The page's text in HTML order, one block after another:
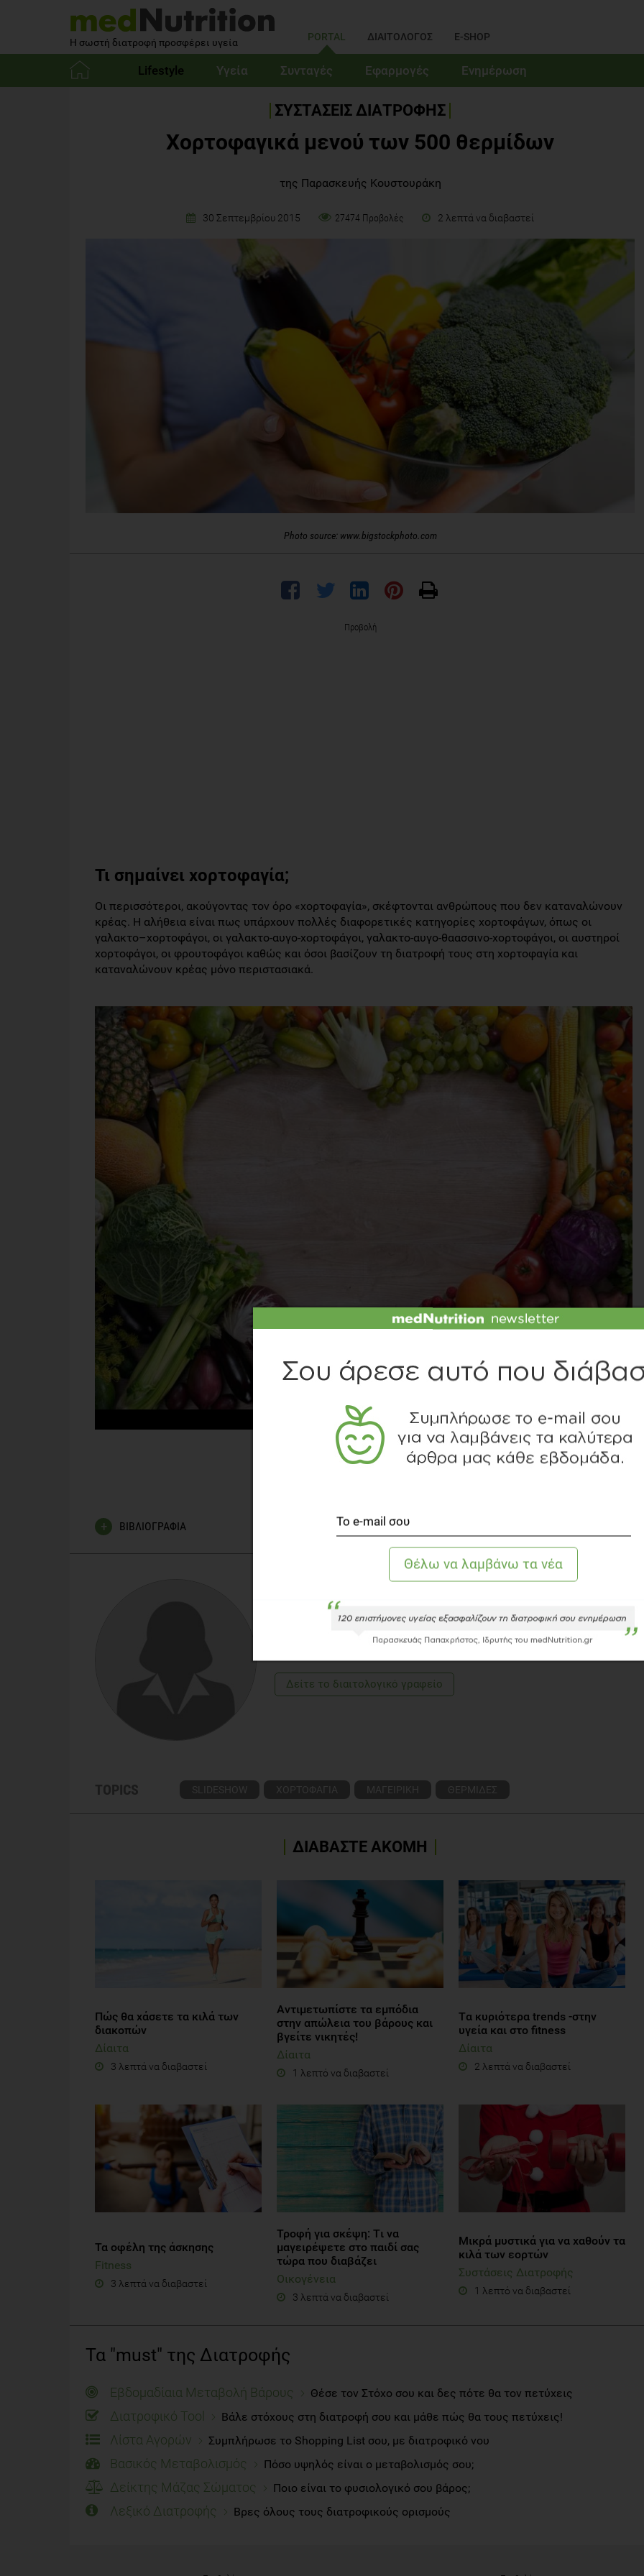
Η σωστή διατροφή προσφέρει υγεία PORTAL ΔΙΑΙΤΟΛΟΓΟΣ E-SHOP
Lifestyle Υγεία Συνταγές Εφαρμογές Ενημέρωση
ΣΥΣΤΑΣΕΙΣ ΔΙΑΤΡΟΦΗΣ
Χορτοφαγικά μενού των 500 θερμίδων
της Παρασκευής Κουστουράκη
30 Σεπτεμβρίου 2015 27474 Προβολές 2 λεπτά να διαβαστεί
Photo source: www.bigstockphoto.com
Προβολή
Τι σημαίνει χορτοφαγία;
Οι περισσότεροι, ακούγοντας τον όρο «χορτοφαγία», σκέφτονται ανθρώπους που δεν καταναλώνουν
κρέας. Η αλήθεια είναι πως υπάρχουν πολλές διαφορετικές κατηγορίες χορτοφάγων, όπως οι
γαλακτο–χορτοφάγοι, οι γαλακτο-αυγο-χορτοφάγοι, γαλακτο-αυγο-θαασσινο-χορτοφάγοι, οι αυστηροί
χορτοφάγοι, οι φρουτοφάγοι καθώς και όσοι βασίζουν τη διατροφή τους στη χορτοφαγία και
καταναλώνουν κρέας μόνο περιστασιακά.
ΔΕΙΤΕ ΤΟ SLIDESHOW
ΒΙΒΛΙΟΓΡΑΦΙΑ
Position of the American Dietetic Association:Vegetarian Diets J Am Diet Assoc. 2009;109:1266-1282.
diabetes diet in the treatment of type 2 diabetes: a randomized, controlled, 74-wk clinical trial.J Am Diet Assoc. 2009
2011 May;28(5):549-59. doi: 10.1111/j.1464-5491.2010.03209
Kahleova H1, Matoulek M, Malinska H, Oliyarnik O, Kazdova L, Neskudla T, Skoch A, Hajek M, Hill M, Kahle M, Pelikanova
T. Vegetarian diet improves insulin resistance and oxidative stress markers more than conventional diet in subjects with
Διαιτολόγος - Διατροφολόγος, MSc
Δείτε το διαιτολογικό γραφείο
TOPICS SLIDESHOW ΧΟΡΤΟΦΑΓΙΑ ΜΑΓΕΙΡΙΚΗ ΘΕΡΜΙΔΕΣ
ΔΙΑΒΑΣΤΕ ΑΚΟΜΗ
Πώς θα χάσετε τα κιλά των
διακοπών
Δίαιτα
3 λεπτά να διαβαστεί
Αντιμετωπίστε τα εμπόδια
στην απώλεια του βάρους και
βγείτε νικητές!
Δίαιτα
1 λεπτό να διαβαστεί
Tα κυριότερα trends -στην
υγεία και στο fitness
Δίαιτα
2 λεπτά να διαβαστεί
Τα οφέλη της άσκησης
Fitness
3 λεπτά να διαβαστεί
Τροφή για σκέψη: Tι να
μαγειρέψετε στο παιδί σας
τώρα που διαβάζει
Οικογένεια
3 λεπτά να διαβαστεί
Μικρά μυστικά για να χαθούν τα
κιλά των εορτών
Συστάσεις Διατροφής
1 λεπτό να διαβαστεί
Τα "must" της Διατροφής
Εβδομαδίαια Μεταβολή Βάρους Θέσε τον Στόχο σου και δες πότε θα τον πετύχεις
Διατροφικό Tool Βάλε στόχους στη διατροφή σου και μάθε πώς θα τους πετύχεις!
Λίστα Αγορών Συμπλήρωσε το Shopping List σου, με διατροφικό νου
Βασικός Μεταβολισμός Πόσο υψηλός είναι ο μεταβολισμός σου;
Δείκτης Μάζας Σώματος Ποιο είναι το φυσιολογικό σου βάρος;
Λεξικό Διατροφής Βρες όλους τους διατροφικούς ορισμούς